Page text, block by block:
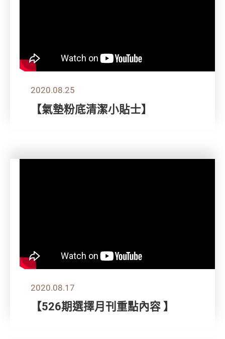
2020.08.25
【氣墊粉底清潔小貼士】
2020.08.17
【526期選擇月刊重點內容 】